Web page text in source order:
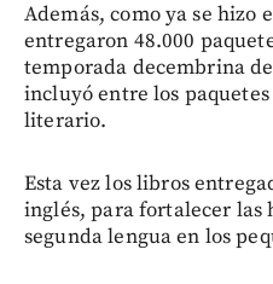
Además, como ya se hizo
entregaron 48.000
temporada decembrina
incluyó entre los
literario.
Esta vez los libros
inglés, para fortalecer las
segunda lengua en los